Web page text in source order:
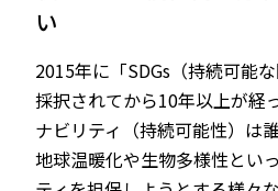
い
2015年に「SDGs（持続可能
採択されてから10年以上が経
ナビリティ（持続可能性）は
地球温暖化や生物多様性とい